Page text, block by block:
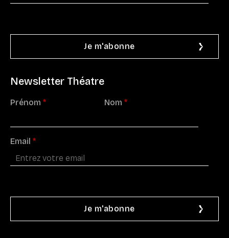
Newsletter Théatre
Prénom * Nom *
Email *